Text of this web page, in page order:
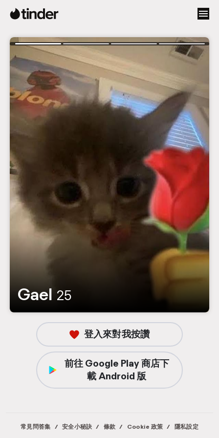
d
e
r
首
頁
Gael 25
登入來對我按讚
前往 Google Play 商店下
載 Android 版
常見問答集 / 安全小秘訣 / 條款 / Cookie 政策 / 隱私設定